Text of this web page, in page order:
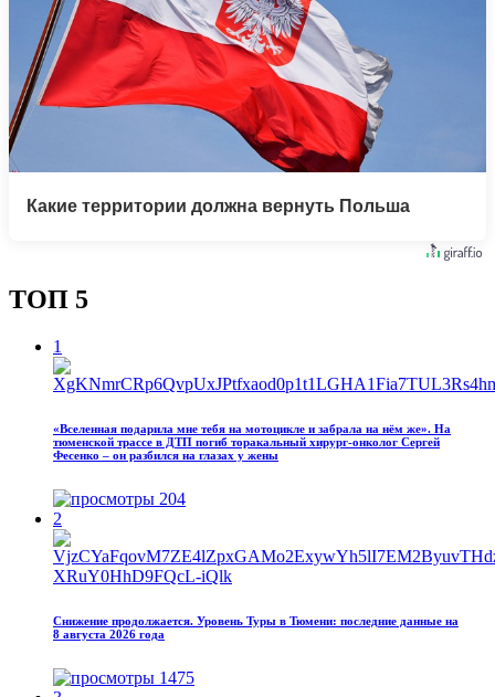
Какие территории должна вернуть Польша
ТОП 5
1
«Вселенная подарила мне тебя на мотоцикле и забрала на нём же». На
тюменской трассе в ДТП погиб торакальный хирург-онколог Сергей
Фесенко – он разбился на глазах у жены
204
2
Снижение продолжается. Уровень Туры в Тюмени: последние данные на
8 августа 2026 года
1475